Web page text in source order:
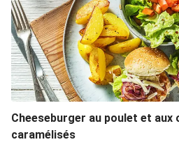
Cheeseburger au poulet et aux
caramélisés